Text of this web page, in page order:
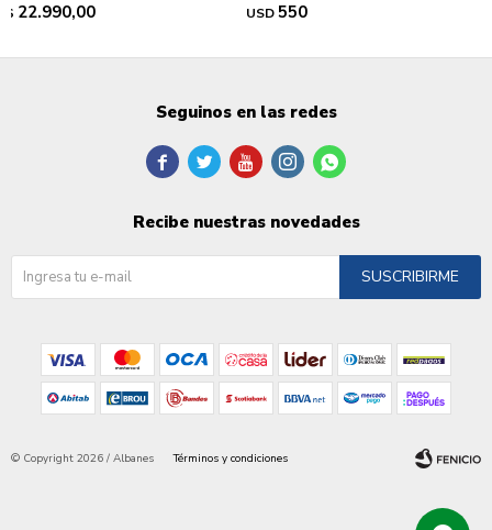
$ 22.990,00 USD550
Seguinos en las redes
    
Recibe nuestras novedades
SUSCRIBIRME
© Copyright 2026 / Albanes Términos y condiciones